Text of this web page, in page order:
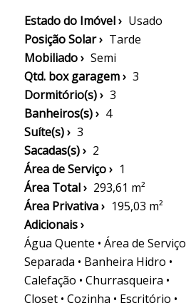
Estado do Imóvel › Usado
Posição Solar › Tarde
Mobiliado › Semi
Qtd. box garagem › 3
Dormitório(s) › 3
Banheiros(s) › 4
Suíte(s) › 3
Sacadas(s) › 2
Área de Serviço › 1
Área Total › 293,61 m²
Área Privativa › 195,03 m²
Adicionais ›
Água Quente • Área de Serviço
Separada • Banheira Hidro •
Calefação • Churrasqueira •
Closet • Cozinha • Escritório •